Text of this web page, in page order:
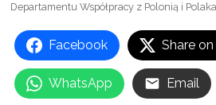
Departamentu Współpracy z Polonią i
Facebook Share on
WhatsApp Email